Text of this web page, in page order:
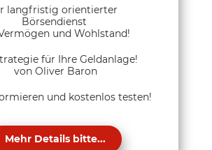
langfristig orientierter
Börsendienst
und Wohlstand!
für Ihre Geldanlage!
von Oliver Baron
und kostenlos testen!
Mehr Details bitte...